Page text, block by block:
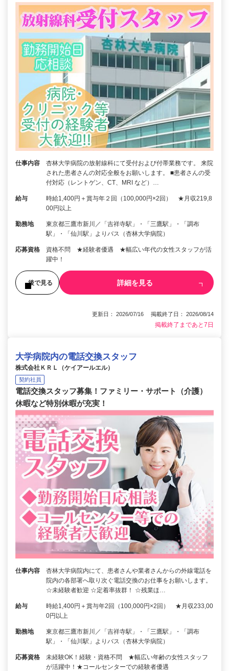
仕事内容
杏林大学病院の放射線科にて受付および付帯業務です。 来院
された患者さんの対応全般をお願いします。 ■患者さんの受
付対応（レントゲン、CT、MRI など）…
給与
時給1,400円＋賞与年２回（100,000円×2回） ★月収219,8
00円以上
勤務地
東京都三鷹市新川／「吉祥寺駅」・「三鷹駅」・「調布
駅」・「仙川駅」よりバス（杏林大学病院）
応募資格
資格不問 ★経験者優遇 ★幅広い年代の女性スタッフが活
躍中！
後で見る 詳細を見る
更新日： 2026/07/16 掲載終了日： 2026/08/14
掲載終了まであと7日
大学病院内の電話交換スタッフ
株式会社ＫＲＬ（ケイアールエル）
契約社員
電話交換スタッフ募集！ファミリー・サポート（介護）
休暇など特別休暇が充実！
仕事内容
杏林大学病院内にて、患者さんや業者さんからの外線電話を
院内の各部署へ取り次ぐ電話交換のお仕事をお願いします。
☆未経験者歓迎 ☆定着率抜群！ ☆残業ほ…
給与
時給1,400円＋賞与年2回（100,000円×2回） ★月収233,00
0円以上
勤務地
東京都三鷹市新川／「吉祥寺駅」・「三鷹駅」・「調布
駅」・「仙川駅」よりバス（杏林大学病院）
応募資格
未経験OK！経験・資格不問 ★幅広い年齢の女性スタッフ
が活躍中！★コールセンターでの経験者優遇